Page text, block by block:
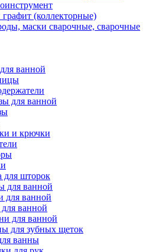
(коллекторные)
маски сварочные, сварочные
ванной
для ванной
и крючки
для шторок
для ванной
для ванной
ванной
для ванной
для зубных щеток
ванны